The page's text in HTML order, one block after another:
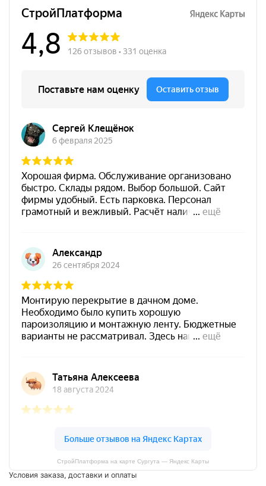
зависимости от продукта, в который колер добавляется
Не применять для составов на основе натуральных
масел и восков.
СтройПлатформа на карте Сургута — Яндекс Карты
Условия заказа, доставки и оплаты